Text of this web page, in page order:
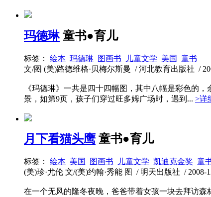
玛德琳 童书●育儿
标签： 绘本 玛德琳 图画书 儿童文学 美国 童书
文/图 (美)路德维格·贝梅尔斯曼 / 河北教育出版社 /
《玛德琳》一共是四十四幅图，其中八幅是彩色的
景，如第9页，孩子们穿过旺多姆广场时，遇到... >详
月下看猫头鹰 童书●育儿
标签： 绘本 美国 图画书 儿童文学 凯迪克金奖 童
(美)珍·尤伦 文/(美)约翰·秀能 图 / 明天出版社 / 2008-
在一个无风的隆冬夜晚，爸爸带着女孩一块去拜访